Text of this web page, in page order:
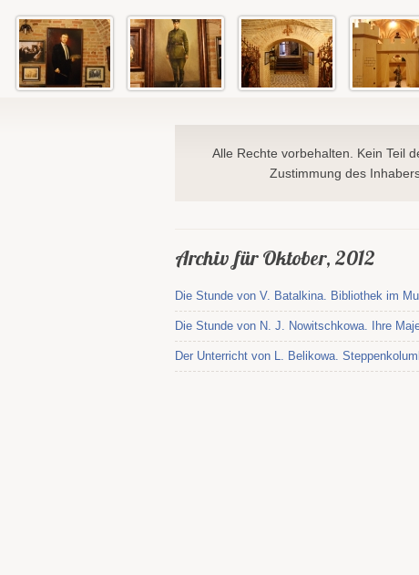
Alle Rechte vorbehalten. Kein Teil
Zustimmung des
Archiv für Oktober, 2012
Die Stunde von V. Batalkina. Bibliothek im
Die Stunde von N. J. Nowitschkowa. Ihre
Der Unterricht von L. Belikowa.